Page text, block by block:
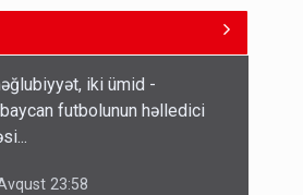
var, dönüşü yox: Bakı-
Bakı qatarına bilet
23:17
oğludur - DOSYE
iki ümid -
futbolunun həlledici
23:58